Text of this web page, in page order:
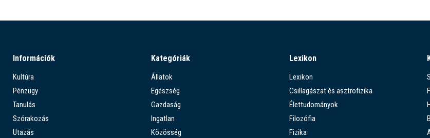
Információk
Kultúra
Pénzügy
Tanulás
Szórakozás
Utazás
Kategóriák
Állatok
Egészség
Gazdaság
Ingatlan
Közösség
Lexikon
Lexikon
Csillagászat és asztrofizika
Élettudományok
Filozófia
Fizika